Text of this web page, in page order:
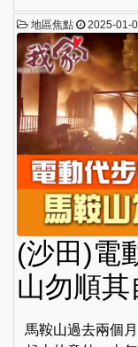
地區焦點 2025-01-
(沙田)電
山勿順其
馬鞍山過去兩個